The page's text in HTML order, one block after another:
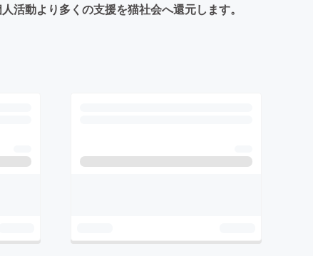
活動より多くの支援を猫社会へ還元します。